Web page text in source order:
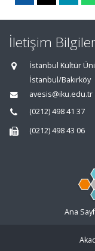
İletişim
İstanbul Kültür
İstanbul/Bakırköy
avesis@iku.edu.tr
(0212) 498 41 37
(0212) 498 43 06
Ana